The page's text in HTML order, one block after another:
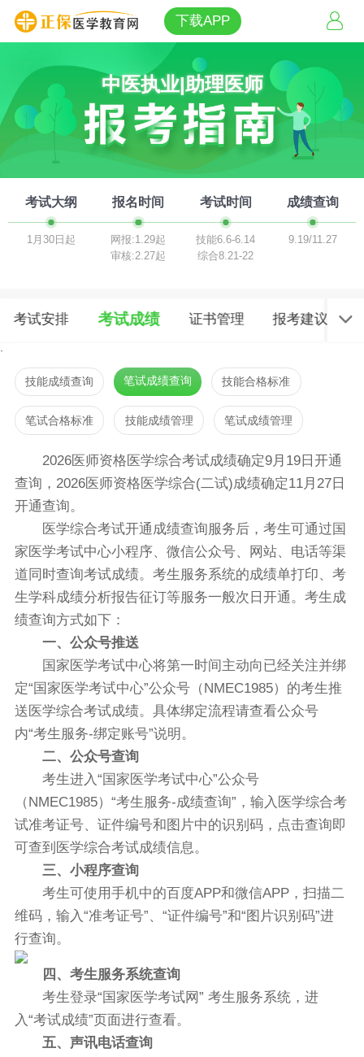
下载APP
中医执业|助理医师
考试大纲
1月30日起
报名时间
网报:1.29起
审核:2.27起
考试时间
技能6.6-6.14
综合8.21-22
成绩查询
9.19/11.27
考试安排 考试成绩 证书管理 报考建议
·
技能成绩查询 笔试成绩查询 技能合格标准
笔试合格标准 技能成绩管理 笔试成绩管理
2026医师资格医学综合考试成绩确定9月19日开通
查询，2026医师资格医学综合(二试)成绩确定11月27日
开通查询。
医学综合考试开通成绩查询服务后，考生可通过国
家医学考试中心小程序、微信公众号、网站、电话等渠
道同时查询考试成绩。考生服务系统的成绩单打印、考
生学科成绩分析报告征订等服务一般次日开通。考生成
绩查询方式如下：
一、公众号推送
国家医学考试中心将第一时间主动向已经关注并绑
定“国家医学考试中心”公众号（NMEC1985）的考生推
送医学综合考试成绩。具体绑定流程请查看公众号
内“考生服务-绑定账号”说明。
二、公众号查询
考生进入“国家医学考试中心”公众号
（NMEC1985）“考生服务-成绩查询”，输入医学综合考
试准考证号、证件编号和图片中的识别码，点击查询即
可查到医学综合考试成绩信息。
三、小程序查询
考生可使用手机中的百度APP和微信APP，扫描二
维码，输入“准考证号”、“证件编号”和“图片识别码”进
行查询。
四、考生服务系统查询
考生登录“国家医学考试网” 考生服务系统，进
入“考试成绩”页面进行查看。
五、声讯电话查询